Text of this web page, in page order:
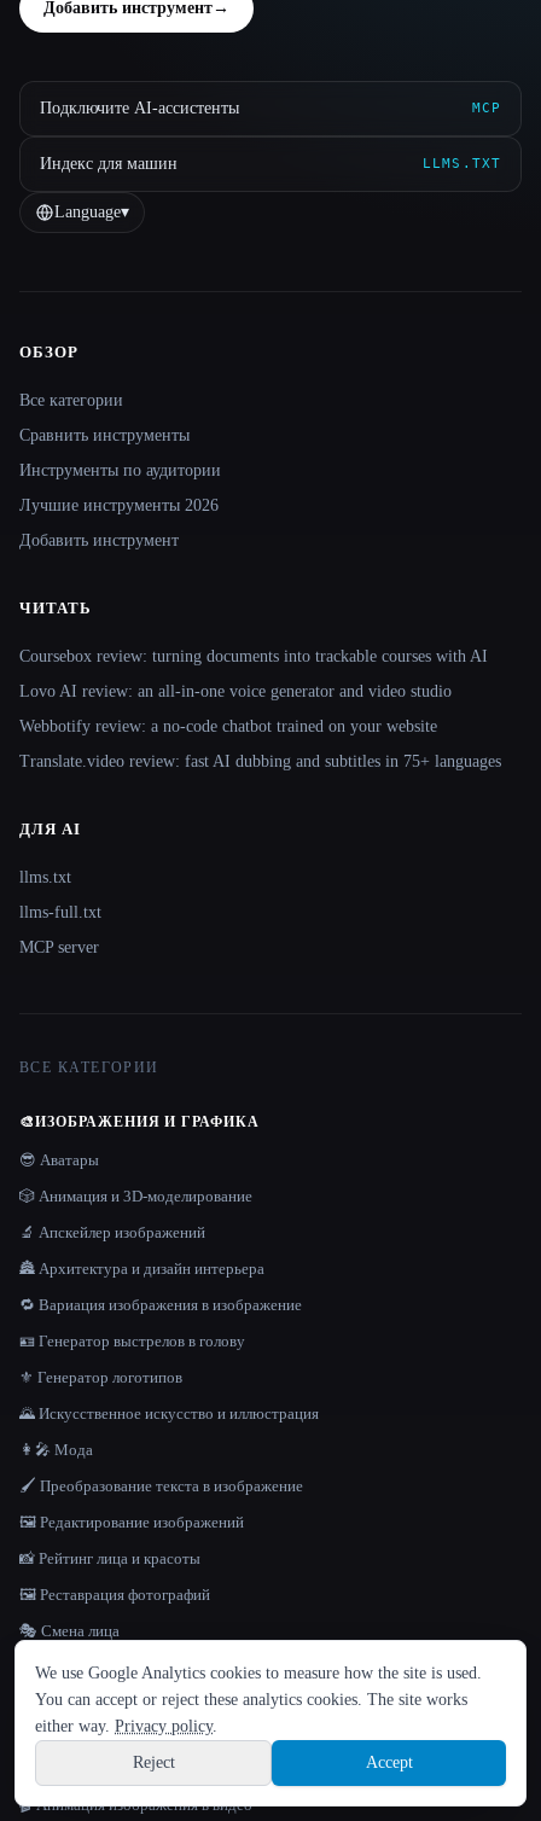
ЯЗЫК
English español Français Русский 简体中文
Hindi
Sign up
Добавить инструмент→
Подключите AI-ассистенты MCP
Индекс для машин LLMS.TXT
Language▾
ОБЗОР
Все категории
Сравнить инструменты
Инструменты по аудитории
Лучшие инструменты 2026
Добавить инструмент
ЧИТАТЬ
Coursebox review: turning documents into trackable courses with AI
Lovo AI review: an all-in-one voice generator and video studio
Webbotify review: a no-code chatbot trained on your website
Translate.video review: fast AI dubbing and subtitles in 75+ languages
ДЛЯ AI
llms.txt
llms-full.txt
MCP server
ВСЕ КАТЕГОРИИ
🎨ИЗОБРАЖЕНИЯ И ГРАФИКА
😎 Аватары
🎲 Анимация и 3D-моделирование
🔬 Апскейлер изображений
🏯 Архитектура и дизайн интерьера
🔁 Вариация изображения в изображение
🪪 Генератор выстрелов в голову
⚜️ Генератор логотипов
🌄 Искусственное искусство и иллюстрация
👩‍🎤 Мода
🖌️ Преобразование текста в изображение
🖼️ Редактирование изображений
📸 Рейтинг лица и красоты
🖼️ Реставрация фотографий
🎭 Смена лица
💧 Средство для удаления водяных знаков
🪄 Средство для удаления фона
🎬 Анимация изображения в видео
We use Google Analytics cookies to measure how the site is used.
You can accept or reject these analytics cookies. The site works
either way. Privacy policy.
Reject
Accept